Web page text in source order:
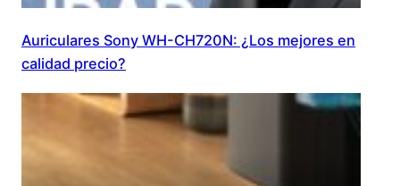
Auriculares Sony WH-CH720N: ¿Los mejores en
calidad precio?